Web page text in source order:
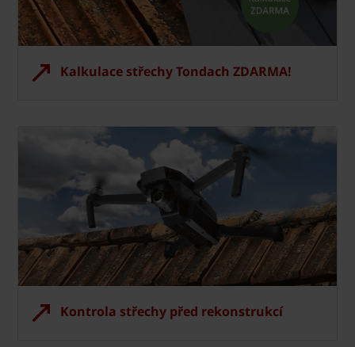
Kalkulace střechy Tondach ZDARMA!
Kontrola střechy před rekonstrukcí